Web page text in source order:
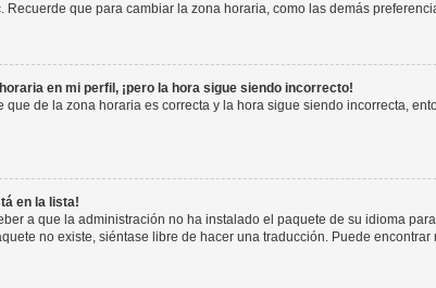
Recuerde que para cambiar la zona horaria, como las demás
en mi perfil, ¡pero la hora sigue siendo incorrecto!
que de la zona horaria es correcta y la hora sigue siendo incorrecta,
en la lista!
a que la administración no ha instalado el paquete de su idioma
no existe, siéntase libre de hacer una traducción. Puede